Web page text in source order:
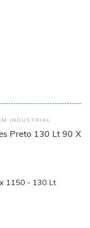
INDUSTRIAL
Preto 130 Lt 90 X